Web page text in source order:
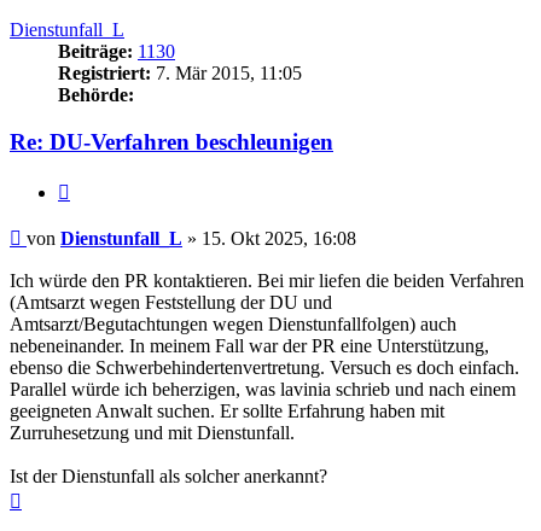
Dienstunfall_L
Beiträge: 1130
Registriert: 7. Mär 2015, 11:05
Behörde:
Re: DU-Verfahren beschleunigen
Beitrag
von Dienstunfall_L » 15. Okt 2025, 16:08
Ich würde den PR kontaktieren. Bei mir liefen die beiden Verfahren
(Amtsarzt wegen Feststellung der DU und
Amtsarzt/Begutachtungen wegen Dienstunfallfolgen) auch
nebeneinander. In meinem Fall war der PR eine Unterstützung,
ebenso die Schwerbehindertenvertretung. Versuch es doch einfach.
Parallel würde ich beherzigen, was lavinia schrieb und nach einem
geeigneten Anwalt suchen. Er sollte Erfahrung haben mit
Zurruhesetzung und mit Dienstunfall.
Ist der Dienstunfall als solcher anerkannt?